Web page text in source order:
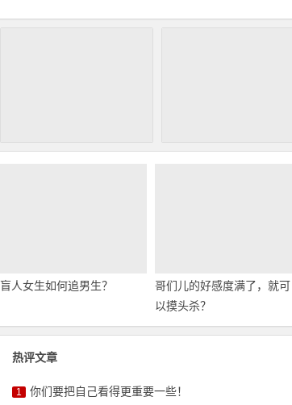
盲人女生如何追男生？
哥们儿的好感度满了，就可
以摸头杀？
热评文章
1 你们要把自己看得更重要一些！